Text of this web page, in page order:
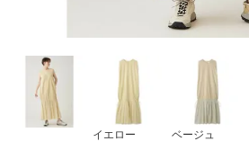
イエロー ベージュ